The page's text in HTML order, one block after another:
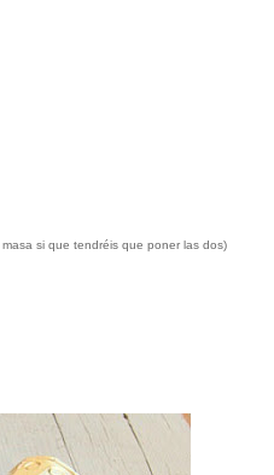
si que tendréis que poner las dos)